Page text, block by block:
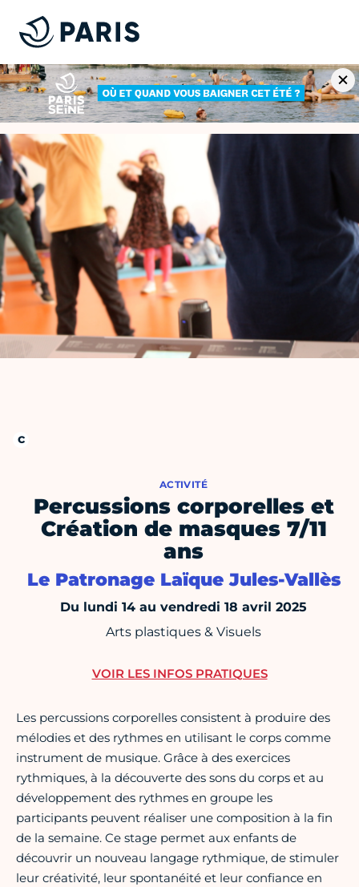
ACTIVITÉ
Percussions corporelles et
Création de masques 7/11
ans
Le Patronage Laïque Jules-Vallès
Du lundi 14 au vendredi 18 avril 2025
Arts plastiques & Visuels
Les percussions corporelles consistent à produire des
mélodies et des rythmes en utilisant le corps comme
instrument de musique. Grâce à des exercices
rythmiques, à la découverte des sons du corps et au
développement des rythmes en groupe les
participants peuvent réaliser une composition à la fin
de la semaine. Ce stage permet aux enfants de
découvrir un nouveau langage rythmique, de stimuler
leur créativité, leur spontanéité et leur confiance en
VOIR LES INFOS PRATIQUES